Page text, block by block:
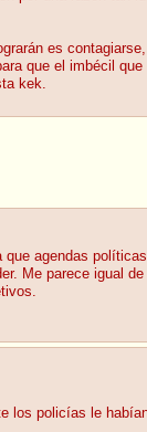
es
que el imbécil
kek.
agendas
Me parece igual
los policías le